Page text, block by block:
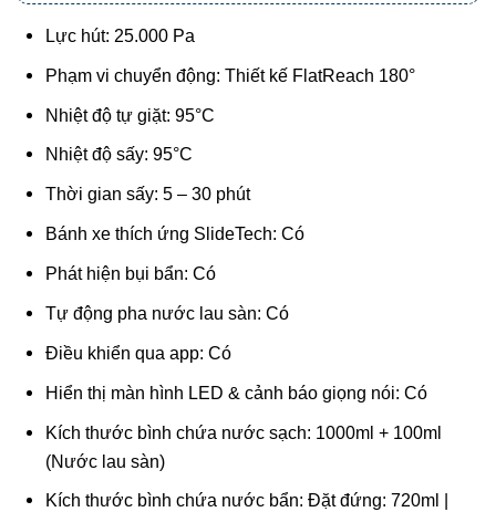
Lực hút: 25.000 Pa
Phạm vi chuyển động: Thiết kế FlatReach 180°
Nhiệt độ tự giặt: 95°C
Nhiệt độ sấy: 95°C
Thời gian sấy: 5 – 30 phút
Bánh xe thích ứng SlideTech: Có
Phát hiện bụi bẩn: Có
Tự động pha nước lau sàn: Có
Điều khiển qua app: Có
Hiển thị màn hình LED & cảnh báo giọng nói: Có
Kích thước bình chứa nước sạch: 1000ml + 100ml
(Nước lau sàn)
Kích thước bình chứa nước bẩn: Đặt đứng: 720ml |